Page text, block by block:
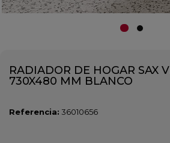
RADIADOR DE HOGAR SAX
730X480 MM BLANCO
Referencia: 36010656